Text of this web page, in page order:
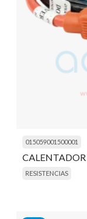
015059001500001
RESISTENCIAS